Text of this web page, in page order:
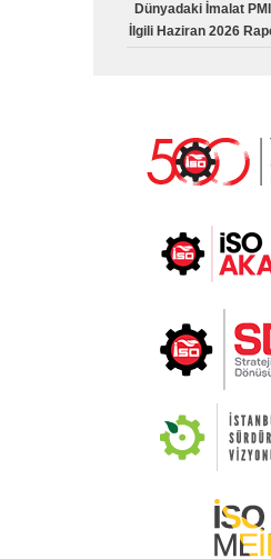
Dünyadaki İmalat
İlgili Haziran 2026